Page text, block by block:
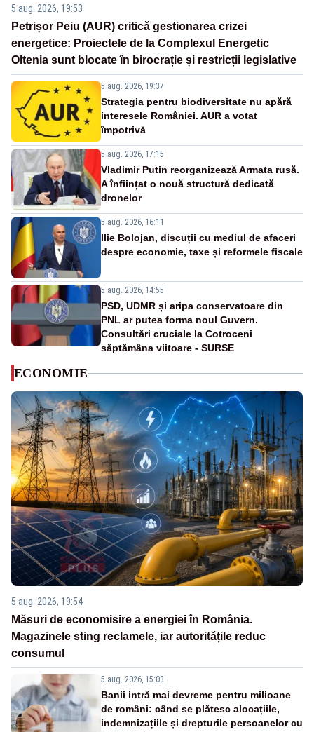
5 aug. 2026, 19:53
Petrișor Peiu (AUR) critică gestionarea crizei
energetice: Proiectele de la Complexul Energetic
Oltenia sunt blocate în birocrație și restricții legislative
5 aug. 2026, 19:37
Strategia pentru biodiversitate nu apără
interesele României. AUR a votat
împotrivă
5 aug. 2026, 17:15
Vladimir Putin reorganizează Armata rusă.
A înființat o nouă structură dedicată
dronelor
5 aug. 2026, 16:11
Ilie Bolojan, discuții cu mediul de afaceri
despre economie, taxe și reformele fiscale
5 aug. 2026, 14:55
PSD, UDMR și aripa conservatoare din
PNL ar putea forma noul Guvern.
Consultări cruciale la Cotroceni
săptămâna viitoare - SURSE
ECONOMIE
5 aug. 2026, 19:54
Măsuri de economisire a energiei în România.
Magazinele sting reclamele, iar autoritățile reduc
consumul
5 aug. 2026, 15:03
Banii intră mai devreme pentru milioane
de români: când se plătesc alocațiile,
indemnizațiile și drepturile persoanelor cu